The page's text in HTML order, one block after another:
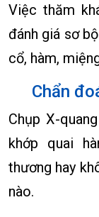
Việc thăm
đánh giá sơ
cổ, hàm,
Chẩn
Chụp X-
khớp quai
thương hay
nào.